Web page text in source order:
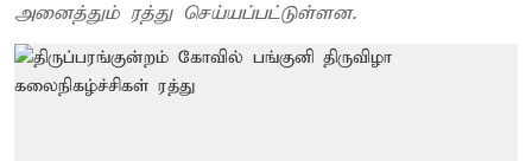
அனைத்தும் ரத்து செய்யப்பட்டுள்ளன.